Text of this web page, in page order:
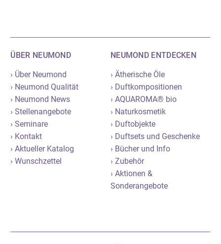
ÜBER NEUMOND
› Über Neumond
› Neumond Qualität
› Neumond News
› Stellenangebote
› Seminare
› Kontakt
› Aktueller Katalog
› Wunschzettel
NEUMOND ENTDECKEN
› Ätherische Öle
› Duftkompositionen
› AQUAROMA® bio
› Naturkosmetik
› Duftobjekte
› Duftsets und Geschenke
› Bücher und Info
› Zubehör
› Aktionen &
Sonderangebote